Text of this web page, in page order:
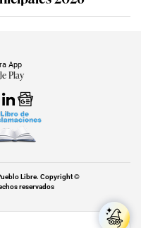
App
Play
Libre. Copyright ©
reservados